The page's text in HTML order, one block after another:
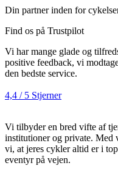
Din partner inden for
Find os på Trustpilot
Vi har mange glade og
positive feedback, vi
den bedste service.
4,4 / 5 Stjerner
Vi tilbyder en bred vifte af
institutioner og private. Med
vi, at jeres cykler altid er i
eventyr på vejen.